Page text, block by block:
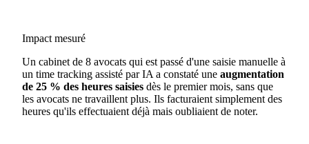
Impact mesuré
Un cabinet de 8 avocats qui est passé d'une saisie manuelle à
un time tracking assisté par IA a constaté une augmentation
de 25 % des heures saisies dès le premier mois, sans que
les avocats ne travaillent plus. Ils facturaient simplement des
heures qu'ils effectuaient déjà mais oubliaient de noter.